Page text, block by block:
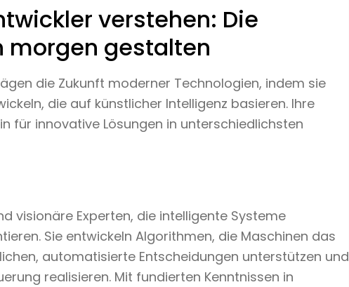
verstehen: Die
morgen gestalten
die Zukunft moderner Technologien, indem sie
die auf künstlicher Intelligenz basieren. Ihre
für innovative Lösungen in unterschiedlichsten
visionäre Experten, die intelligente Systeme
Sie entwickeln Algorithmen, die Maschinen das
automatisierte Entscheidungen unterstützen und
realisieren. Mit fundierten Kenntnissen in